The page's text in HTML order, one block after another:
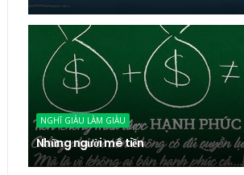
NGHĨ GIÀU LÀM GIÀU
Những người mê tiền